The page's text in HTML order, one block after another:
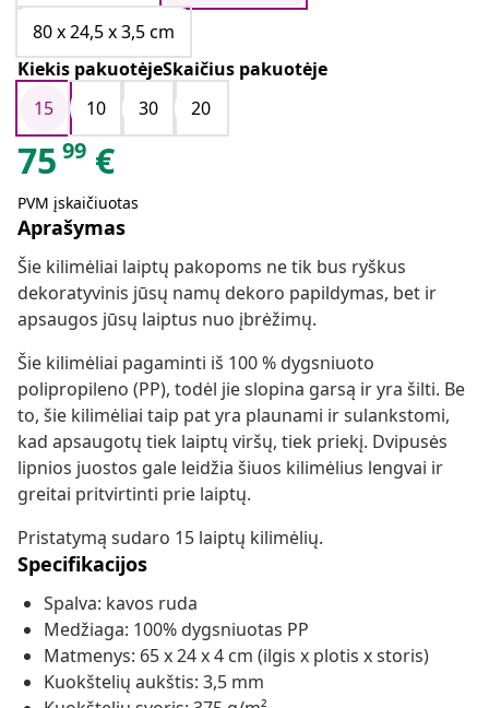
80 x 24,5 x 3,5 cm
Kiekis pakuotėjeSkaičius pakuotėje
15
10 30 20
75 99 €
PVM įskaičiuotas
Aprašymas
Šie kilimėliai laiptų pakopoms ne tik bus ryškus
dekoratyvinis jūsų namų dekoro papildymas, bet ir
apsaugos jūsų laiptus nuo įbrėžimų.
Šie kilimėliai pagaminti iš 100 % dygsniuoto
polipropileno (PP), todėl jie slopina garsą ir yra šilti. Be
to, šie kilimėliai taip pat yra plaunami ir sulankstomi,
kad apsaugotų tiek laiptų viršų, tiek priekį. Dvipusės
lipnios juostos gale leidžia šiuos kilimėlius lengvai ir
greitai pritvirtinti prie laiptų.
Pristatymą sudaro 15 laiptų kilimėlių.
Specifikacijos
Spalva: kavos ruda
Medžiaga: 100% dygsniuotas PP
Matmenys: 65 x 24 x 4 cm (ilgis x plotis x storis)
Kuokštelių aukštis: 3,5 mm